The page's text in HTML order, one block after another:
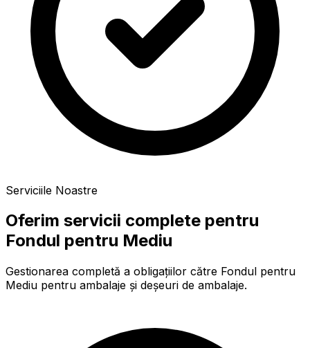
Serviciile Noastre
Oferim servicii complete pentru
Fondul pentru Mediu
Gestionarea completă a obligațiilor către Fondul pentru
Mediu pentru ambalaje și deșeuri de ambalaje.